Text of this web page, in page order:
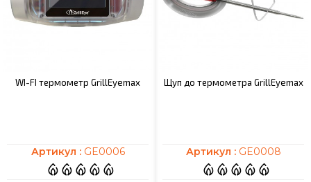
WI-FI термометр GrillEyemax
Артикул : GE0006
Щуп до термометра GrillEyemax
Артикул : GE0008